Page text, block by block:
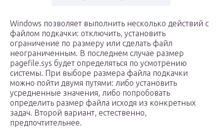
Windows позволяет выполнить несколько действий с
файлом подкачки: отключить, установить
ограничение по размеру или сделать файл
неограниченным. В последнем случае размер
pagefile.sys будет определяться по усмотрению
системы. При выборе размера файла подкачки
можно пойти двумя путями: либо установить
усредненные значения, либо попробовать
определить размер файла исходя из конкретных
задач. Второй вариант, естественно,
предпочтительнее.